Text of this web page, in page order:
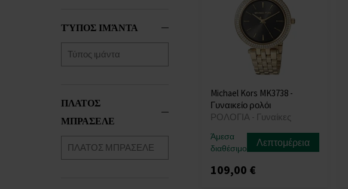
ΤΎΠΟΣ ΙΜΆΝΤΑ
ΠΛΑΤΟΣ
ΜΠΡΑΣΕΛΕ
Michael Kors MK3738 -
Γυναικείο ρολόι
ΡΟΛΟΓΙΑ - Γυναίκες
Άμεσα
διαθέσιμο
Λεπτομέρεια
109,00 €